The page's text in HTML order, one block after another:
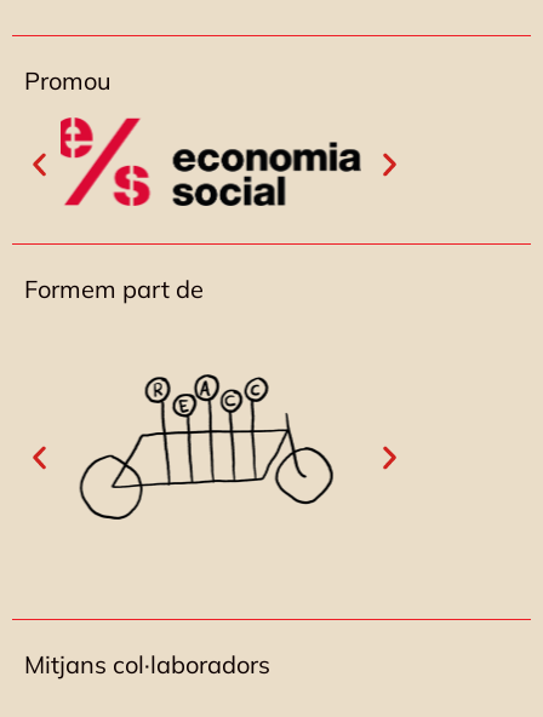
Promou
Formem part de
Mitjans col·laboradors